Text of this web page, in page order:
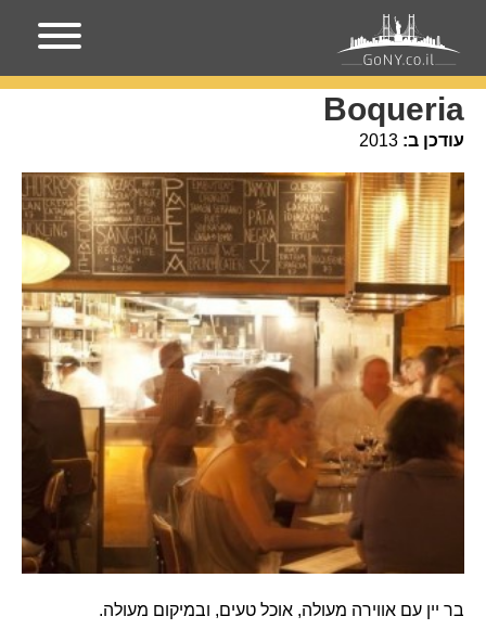
עמוד הבית מקומות בניו-יורק
Boqueria
עודכן ב: 2013
בר יין עם אווירה מעולה, אוכל טעים, ובמיקום מעולה.